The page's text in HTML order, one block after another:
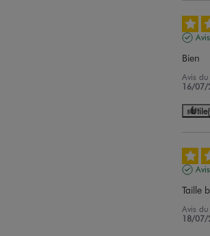
Bien
Avis
16/07/
Utile
Taille
Avis du
18/07/